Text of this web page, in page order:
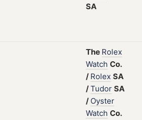
SA
The Rolex
Watch Co.
/ Rolex SA
/Tudor SA
/ Oyster
Watch Co.